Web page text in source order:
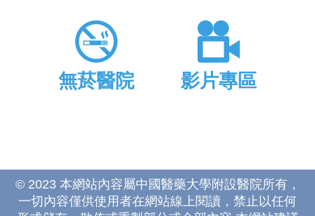
無菸醫院 影片專區
© 2023 本網站內容屬中國醫藥大學附設醫院所有，
一切內容僅供使用者在網站線上閱讀，禁止以任何